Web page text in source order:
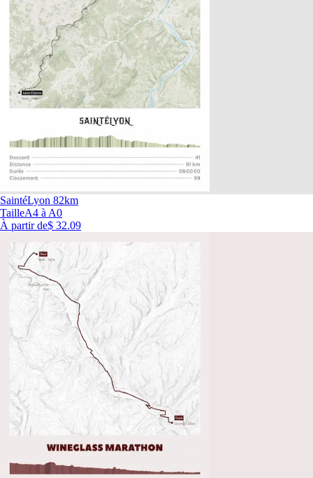
SaintéLyon 82km
TailleA4 à A0
À partir de$ 32.09